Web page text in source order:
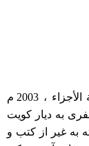
فهرس المخطوطات الاصلیة . الکویت : مطبعة جامعة الکویت ، ثلاثة الأجزاء ، 2003 م
به دیار کویت
به غیر از کتب و